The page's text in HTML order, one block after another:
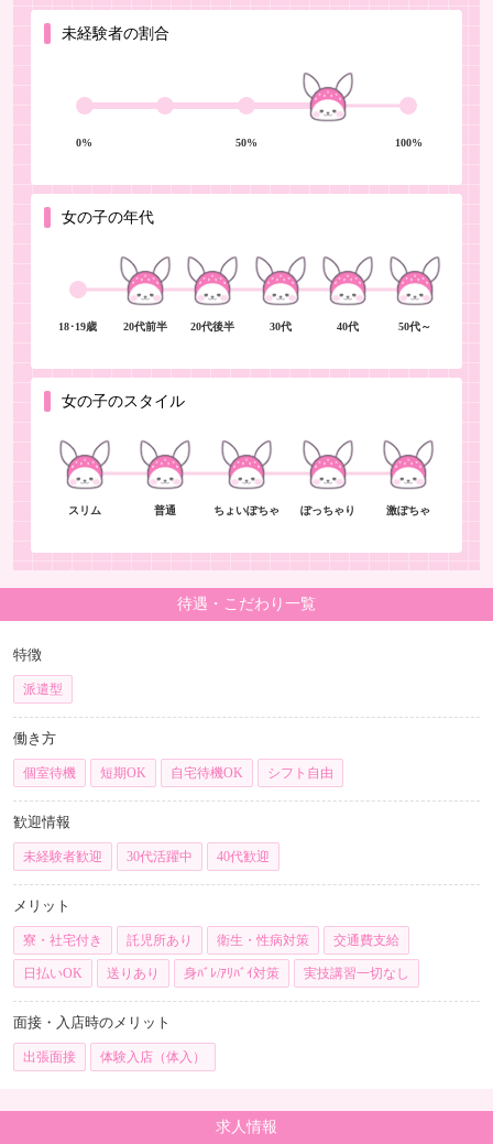
未経験者の割合
0% 50% 100%
女の子の年代
18･19歳 20代前半 20代後半 30代 40代 50代～
女の子のスタイル
スリム 普通 ちょいぽちゃ ぽっちゃり 激ぽちゃ
待遇・こだわり一覧
特徴
派遣型
働き方
個室待機 短期OK 自宅待機OK シフト自由
歓迎情報
未経験者歓迎 30代活躍中 40代歓迎
メリット
寮・社宅付き 託児所あり 衛生・性病対策 交通費支給
日払いOK 送りあり 身ﾊﾞﾚ/ｱﾘﾊﾞｲ対策 実技講習一切なし
面接・入店時のメリット
出張面接 体験入店（体入）
求人情報